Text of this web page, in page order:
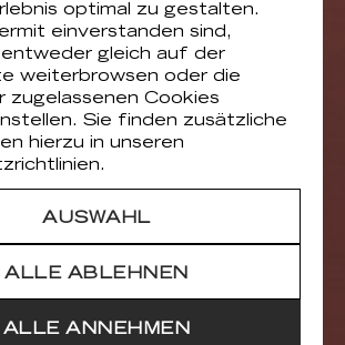
optimal zu gestalten.
einverstanden sind,
gleich auf der
weiterbrowsen oder die
zugelassenen Cookies
Sie finden zusätzliche
hierzu in unseren
AUSWAHL
ALLE ABLEHNEN
ALLE ANNEHMEN